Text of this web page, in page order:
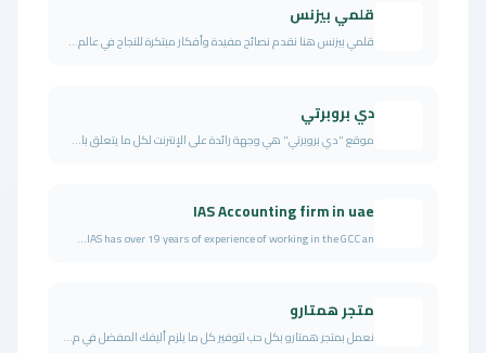
قلمي بيزنس
قلمي بيزنس هنا نقدم نصائح مفيدة وأفكار مبتكرة للنجاح في عالم...
دي بروبرتي
موقع "دي بروبرتي" هي وجهة رائدة على الإنترنت لكل ما يتعلق با...
IAS Accounting firm in uae
IAS has over 19 years of experience of working in the GCC an...
متجر همتارو
نعمل بمتجر همتارو بكل حب لتوفير كل ما يلزم أليفك المفضل في م...